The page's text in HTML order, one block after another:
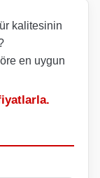
kalitesinin
en uygun